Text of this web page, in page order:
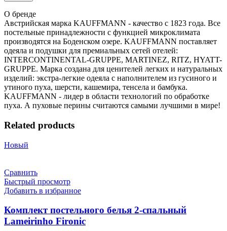
О бренде
Австрийская марка KAUFFMANN - качество с 1823 года. Все
постельные принадлежности с функцией микроклимата
производятся на Боденском озере. KAUFFMANN поставляет
одеяла и подушки для премиальных сетей отелей:
INTERCONTINENTAL-GRUPPE, MARTINEZ, RITZ, HYATT-
GRUPPE. Марка создана для ценителей легких и натуральных
изделий: экстра-легкие одеяла с наполнителем из гусиного и
утиного пуха, шерсти, кашемира, тенсела и бамбука.
KAUFFMANN - лидер в области технологий по обработке
пуха. А пуховые перины считаются самыми лучшими в мире!
Related products
Новый
Сравнить
Быстрый просмотр
Добавить в избранное
Комплект постельного белья 2-спальный
Lameirinho Fironic